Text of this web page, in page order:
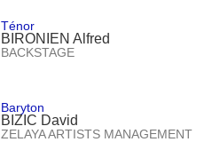
Ténor
BIRONIEN Alfred
BACKSTAGE
Baryton
BIZIC David
ZELAYA ARTISTS MANAGEMENT